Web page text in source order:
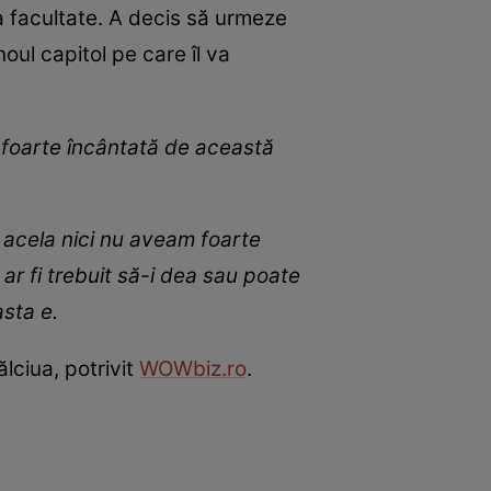
facultate. A decis să urmeze
capitol pe care îl va
încântată de această
nici nu aveam foarte
fi trebuit să-i dea sau poate
e.
potrivit WOWbiz.ro.